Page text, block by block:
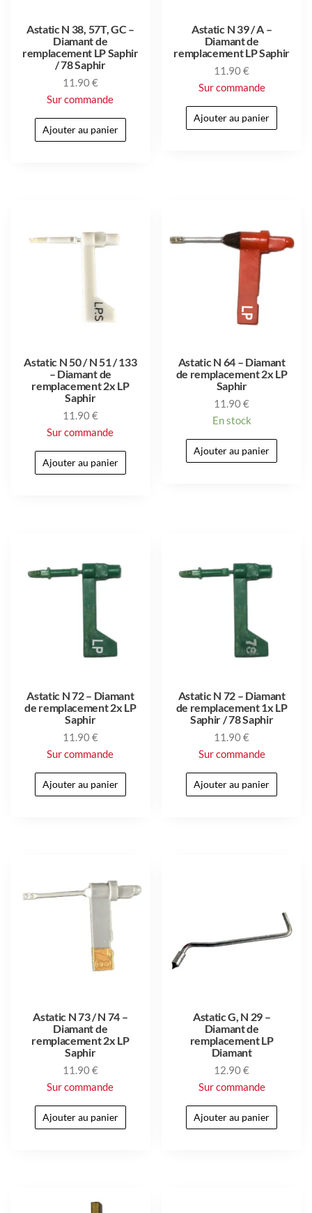
Astatic N 38, 57T, GC –
Diamant de
remplacement LP Saphir
/ 78 Saphir
11.90€
Sur commande
Ajouter au panier
Astatic N 39 / A –
Diamant de
remplacement LP Saphir
11.90€
Sur commande
Ajouter au panier
Astatic N 50 / N 51 / 133
– Diamant de
remplacement 2x LP
Saphir
11.90€
Sur commande
Ajouter au panier
Astatic N 64 – Diamant
de remplacement 2x LP
Saphir
11.90€
En stock
Ajouter au panier
Astatic N 72 – Diamant
de remplacement 2x LP
Saphir
11.90€
Sur commande
Ajouter au panier
Astatic N 72 – Diamant
de remplacement 1x LP
Saphir / 78 Saphir
11.90€
Sur commande
Ajouter au panier
Astatic N 73 / N 74 –
Diamant de
remplacement 2x LP
Saphir
11.90€
Sur commande
Ajouter au panier
Astatic G, N 29 –
Diamant de
remplacement LP
Diamant
12.90€
Sur commande
Ajouter au panier